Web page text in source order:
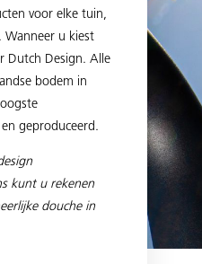
voor elke tuin,
u kiest
Dutch Design. Alle
bodem in
geproduceerd.
kunt u rekenen
douche in